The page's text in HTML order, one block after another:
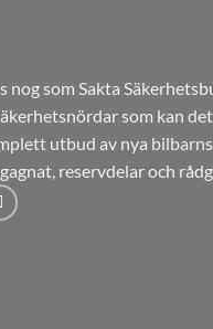
nog som Sakta
som kan
utbud av nya
reservdelar och